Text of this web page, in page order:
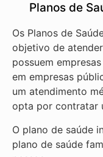
Planos de
Os Planos de
objetivo de
possuem
em empresas
um atendimento
opta por contratar
O plano de saúde
plano de saúde